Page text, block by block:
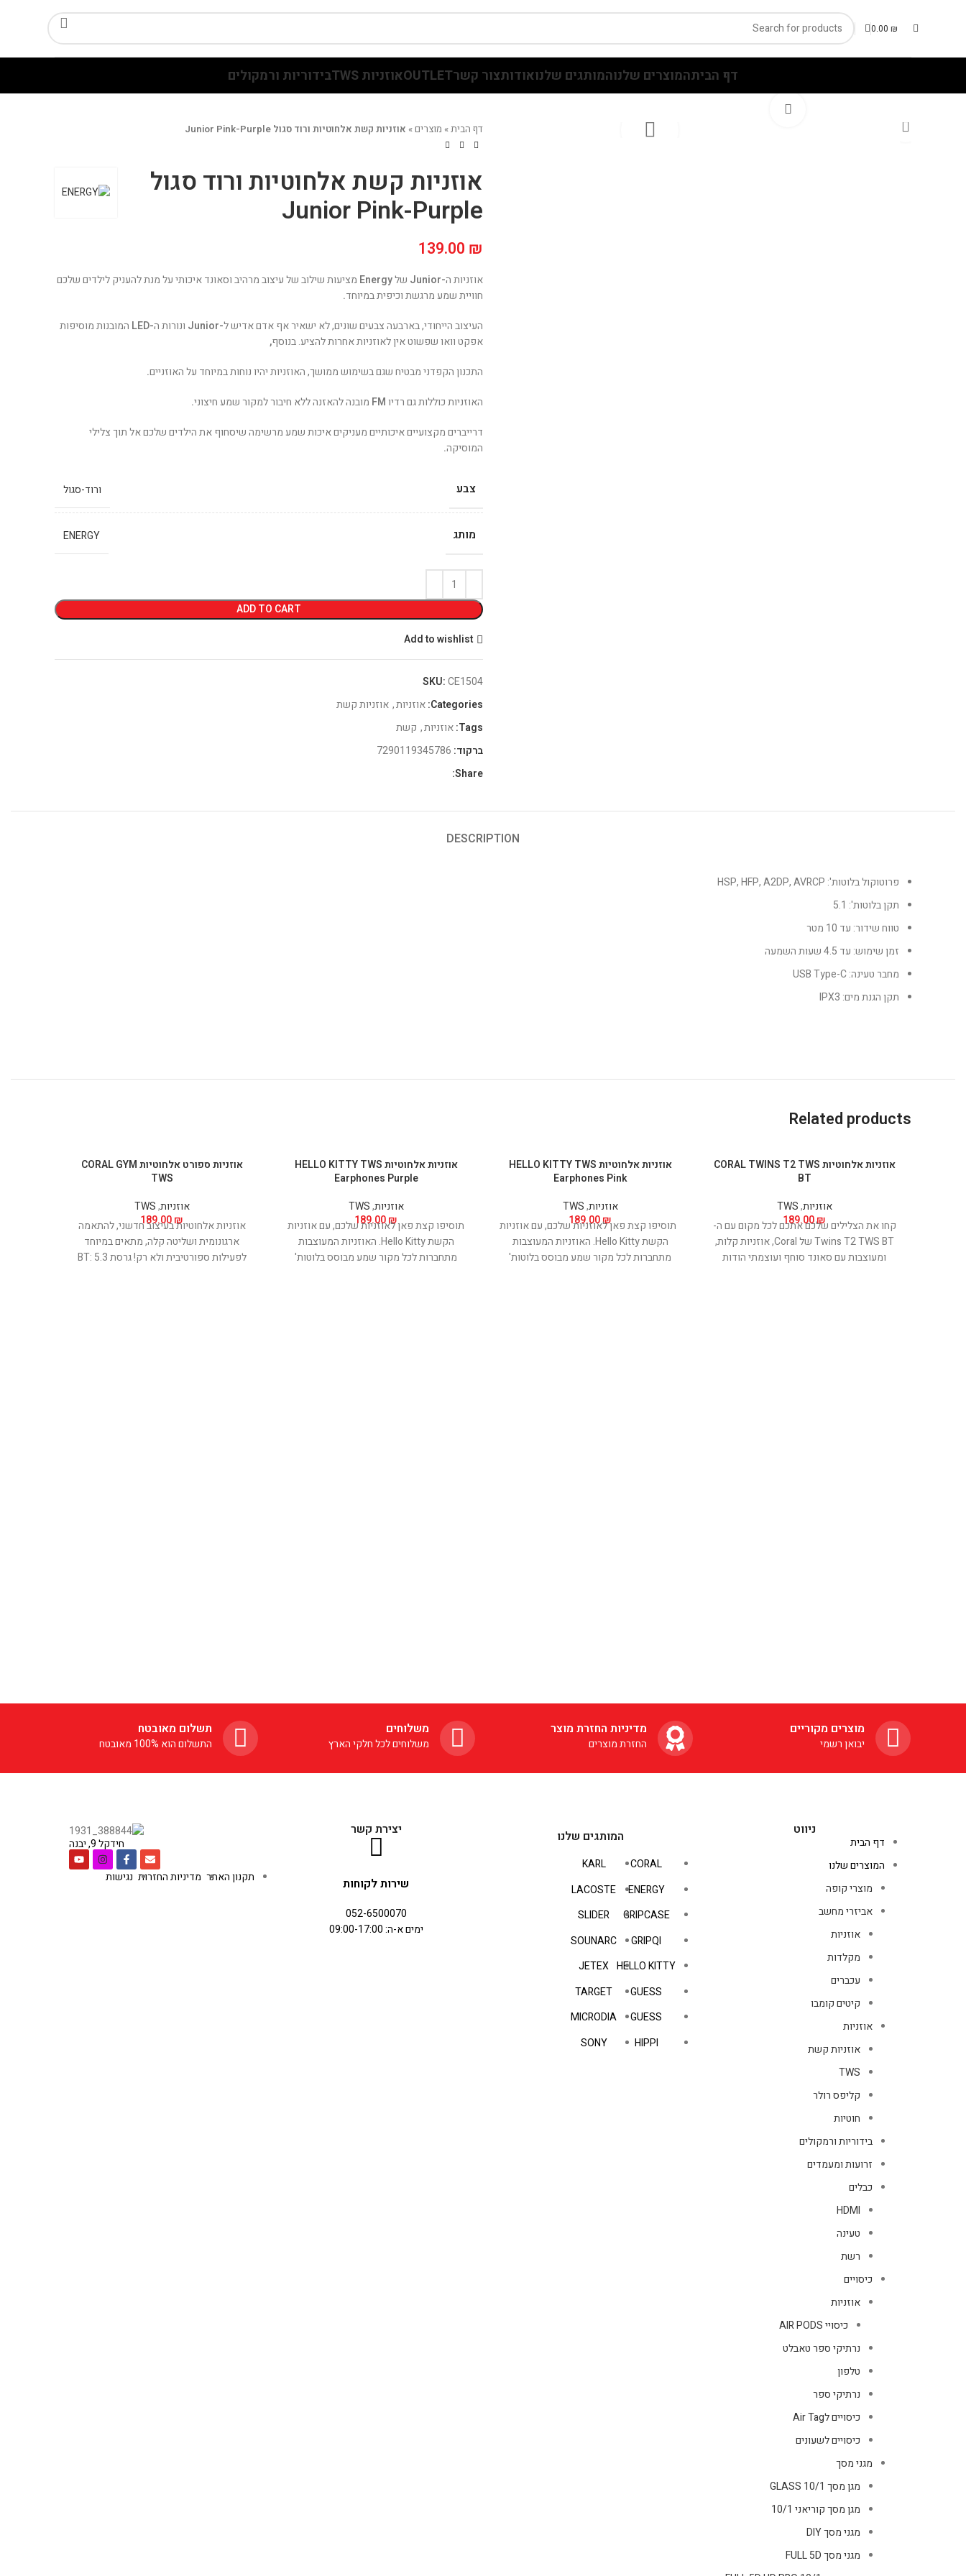
0.00 ₪
דף הביתהמוצרים שלנוהמותגים שלנואודותצור קשרOUTLETאוזניות TWS בידוריות ורמקולים
דף הבית» מוצרים» אוזניות קשת אלחוטיות ורוד סגול Junior Pink-Purple
אוזניות קשת אלחוטיות ורוד סגול
Junior Pink-Purple
139.00 ₪
אוזניות ה-Junior של
מציעות שילוב של עיצוב מרהיב וסאונד איכותי על מנת להעניק לילדים שלכם
חוויית שמע מרגשת וכיפית במיוחד.
העיצוב הייחודי, בארבעה צבעים שונים, לא ישאיר אף אדם אדיש ל-Junior ונורות ה-LED
המובנות מוסיפות
אפקט וואו שפשוט אין לאוזניות אחרות להציע. בנוסף,
התכנון הקפדני מבטיח שגם בשימוש ממושך, האוזניות יהיו נוחות במיוחד על האוזניים.
האוזניות כוללות גם רדיו
מובנה להאזנה ללא חיבור למקור שמע חיצוני.
דרייברים מקצועיים איכותיים מעניקים איכות שמע מרשימה שיסחוף את הילדים שלכם אל תוך צלילי
המוסיקה.
צבע ורוד-סגול
מותג ENERGY
ADD TO CART
Add to wishlist
SKU:CE1504
Categories: אוזניות, אוזניות קשת
Tags: אוזניות, קשת
ברקוד:
Share:
DESCRIPTION
פרוטוקול בלוטות': HSP, HFP, A2DP, AVRCP
תקן בלוטות': 5.1
טווח שידור: עד 10 מטר
זמן שימוש: עד 4.5 שעות השמעה
מחבר טעינה: USB Type-C
תקן הגנת מים: IPX3
Related products
אוזניות אלחוטיות CORAL TWINS T2 TWS
BT
אוזניות,
TWS
189.00₪
קחו את הצלילים שלכם אתכם לכל מקום עם ה-
Twins T2 TWS BT של Coral, אוזניות קלות,
ומעוצבות עם סאונד סוחף ועוצמתי הודות
אוזניות אלחוטיות HELLO KITTY TWS
Earphones Pink
אוזניות,
TWS
189.00₪
תוסיפו קצת פאן לאוזניות שלכם, עם אוזניות
הקשת Hello Kitty. האוזניות המעוצבות
מתחברות לכל מקור שמע מבוסס בלוטות'
אוזניות אלחוטיות HELLO KITTY TWS
Earphones Purple
אוזניות,
TWS
189.00₪
תוסיפו קצת פאן לאוזניות שלכם, עם אוזניות
הקשת Hello Kitty. האוזניות המעוצבות
מתחברות לכל מקור שמע מבוסס בלוטות'
אוזניות ספורט אלחוטיות CORAL GYM
TWS
אוזניות,
TWS
189.00₪
אוזניות אלחוטיות בעיצוב חדשני, להתאמה
ארגונומית ושליטה קלה, מתאים במיוחד
לפעילות ספורטיבית ולא רק! גרסת BT: 5.3
מוצרים מקוריים
יבואן רשמי
מדיניות החזרת מוצר
החזרת מוצרים
משלוחים
משלוחים לכל חלקי הארץ
תשלום מאובטח
התשלום הוא 100% מאובטח
ניווט
דף הבית
המוצרים שלנו
מוצרי קופה
אביזרי מחשב
אוזניות
מקלדות
עכברים
קיטים קומבו
אוזניות
אוזניות קשת
TWS
קליפס רולר
חוטיות
בידוריות ורמקולים
זרועות ומעמדים
כבלים
HDMI
טעינה
רשת
כיסויים
אוזניות
כיסויי AIR PODS
נרתיקי ספר טאבלט
טלפון
נרתיקי ספר
כיסויים לAir Tag
כיסויים לשעונים
מגני מסך
מגן מסך GLASS 10/1
מגן מסך קוריאני 10/1
מגני מסך DIY
מגני מסך FULL 5D
המותגים שלנו
CORAL
ENERGY
GRIPCASE
GRIPQI
HELLO KITTY
GUESS
GUESS
HIPPI
KARL
LACOSTE
SLIDER
SOUNARC
JETEX
TARGET
MICRODIA
SONY
יצירת קשר
שירות לקוחות
052-6500070
ימים א-ה: 09:00-17:00
חידקל 9, יבנה
תקנון האתר מדיניות החזרות נגישות